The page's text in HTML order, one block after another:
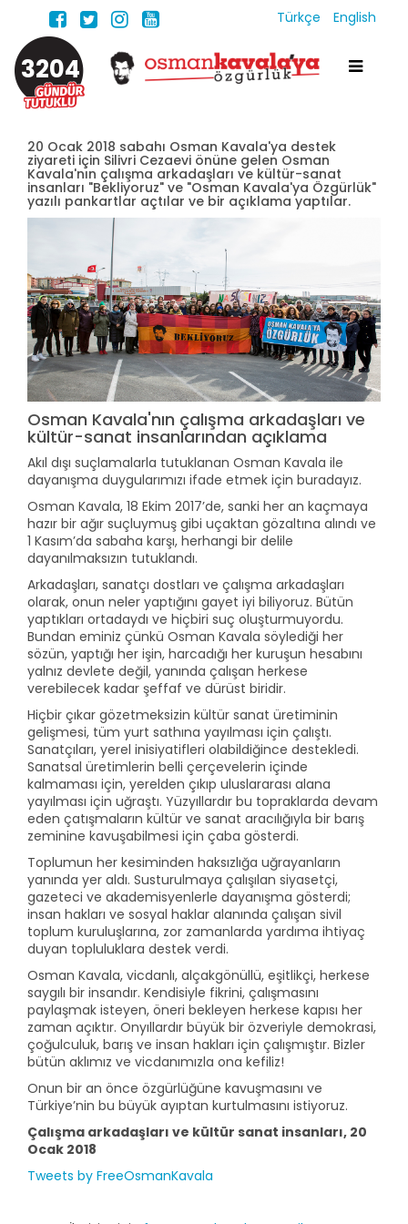
Türkçe English
3204
20 Ocak 2018 sabahı Osman Kavala'ya destek
ziyareti için Silivri Cezaevi önüne gelen Osman
Kavala'nın çalışma arkadaşları ve kültür-sanat
insanları "Bekliyoruz" ve "Osman Kavala'ya Özgürlük"
yazılı pankartlar açtılar ve bir açıklama yaptılar.
Osman Kavala'nın çalışma arkadaşları ve
kültür-sanat insanlarından açıklama
Akıl dışı suçlamalarla tutuklanan Osman Kavala ile
dayanışma duygularımızı ifade etmek için buradayız.
Osman Kavala, 18 Ekim 2017’de, sanki her an kaçmaya
hazır bir ağır suçluymuş gibi uçaktan gözaltına alındı ve
1 Kasım’da sabaha karşı, herhangi bir delile
dayanılmaksızın tutuklandı.
Arkadaşları, sanatçı dostları ve çalışma arkadaşları
olarak, onun neler yaptığını gayet iyi biliyoruz. Bütün
yaptıkları ortadaydı ve hiçbiri suç oluşturmuyordu.
Bundan eminiz çünkü Osman Kavala söylediği her
sözün, yaptığı her işin, harcadığı her kuruşun hesabını
yalnız devlete değil, yanında çalışan herkese
verebilecek kadar şeffaf ve dürüst biridir.
Hiçbir çıkar gözetmeksizin kültür sanat üretiminin
gelişmesi, tüm yurt sathına yayılması için çalıştı.
Sanatçıları, yerel inisiyatifleri olabildiğince destekledi.
Sanatsal üretimlerin belli çerçevelerin içinde
kalmaması için, yerelden çıkıp uluslararası alana
yayılması için uğraştı. Yüzyıllardır bu topraklarda devam
eden çatışmaların kültür ve sanat aracılığıyla bir barış
zeminine kavuşabilmesi için çaba gösterdi.
Toplumun her kesiminden haksızlığa uğrayanların
yanında yer aldı. Susturulmaya çalışılan siyasetçi,
gazeteci ve akademisyenlerle dayanışma gösterdi;
insan hakları ve sosyal haklar alanında çalışan sivil
toplum kuruluşlarına, zor zamanlarda yardıma ihtiyaç
duyan topluluklara destek verdi.
Osman Kavala, vicdanlı, alçakgönüllü, eşitlikçi, herkese
saygılı bir insandır. Kendisiyle fikrini, çalışmasını
paylaşmak isteyen, öneri bekleyen herkese kapısı her
zaman açıktır. Onyıllardır büyük bir özveriyle demokrasi,
çoğulculuk, barış ve insan hakları için çalışmıştır. Bizler
bütün aklımız ve vicdanımızla ona kefiliz!
Onun bir an önce özgürlüğüne kavuşmasını ve
Türkiye’nin bu büyük ayıptan kurtulmasını istiyoruz.
Çalışma arkadaşları ve kültür sanat insanları, 20
Ocak 2018
Tweets by FreeOsmanKavala